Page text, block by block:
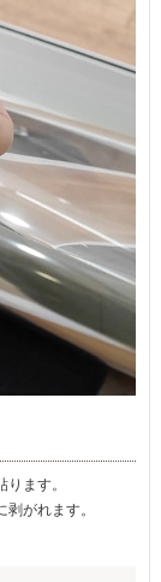
ます。
がれます。